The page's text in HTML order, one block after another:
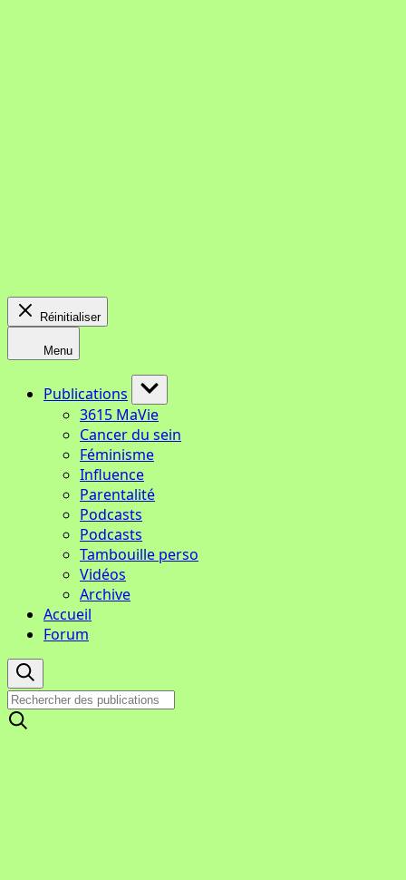
Réinitialiser
Menu
Publications
3615 MaVie
Cancer du sein
Féminisme
Influence
Parentalité
Podcasts
Podcasts
Tambouille perso
Vidéos
Archive
Accueil
Forum